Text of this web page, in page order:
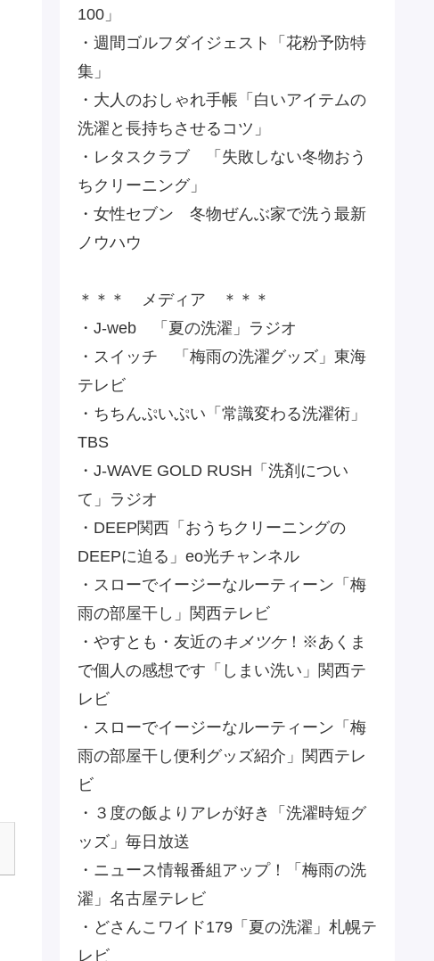
100」
・週間ゴルフダイジェスト「花粉予防特
集」
・大人のおしゃれ手帳「白いアイテムの
洗濯と長持ちさせるコツ」
・レタスクラブ 「失敗しない冬物おう
ちクリーニング」
・女性セブン 冬物ぜんぶ家で洗う最新
ノウハウ
＊＊＊ メディア ＊＊＊
・J-web 「夏の洗濯」ラジオ
・スイッチ 「梅雨の洗濯グッズ」東海
テレビ
・ちちんぷいぷい「常識変わる洗濯術」
TBS
・J-WAVE GOLD RUSH「洗剤につい
て」ラジオ
・DEEP関西「おうちクリーニングの
DEEPに迫る」eo光チャンネル
・スローでイージーなルーティーン「梅
雨の部屋干し」関西テレビ
・やすとも・友近のキメツケ！※あくま
で個人の感想です「しまい洗い」関西テ
レビ
・スローでイージーなルーティーン「梅
雨の部屋干し便利グッズ紹介」関西テレ
ビ
・３度の飯よりアレが好き「洗濯時短グ
ッズ」毎日放送
・ニュース情報番組アップ！「梅雨の洗
濯」名古屋テレビ
・どさんこワイド179「夏の洗濯」札幌テ
レビ